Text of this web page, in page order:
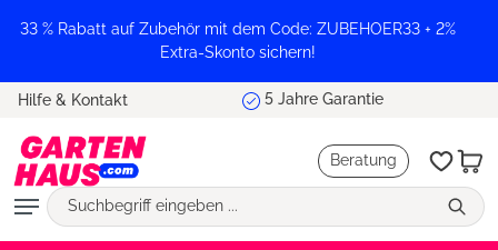
springen
33 % Rabatt auf Zubehör mit dem Code: ZUBEHOER33 + 2%
Extra-Skonto sichern!
Hilfe & Kontakt 5 Jahre Garantie
Beratung